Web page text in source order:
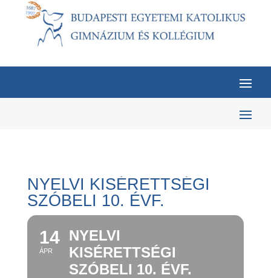
NYELVI KISÉRETTSÉGI
SZÓBELI 10. ÉVF.
14
ÁPR
NYELVI
KISÉRETTSÉGI
SZÓBELI 10. ÉVF.